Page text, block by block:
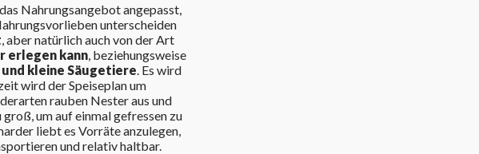
Nahrungsangebot angepasst,
unterscheiden
, aber natürlich auch von der Art
erlegen kann, beziehungsweise
kleine Säugetiere. Es wird
wird der Speiseplan um
rauben Nester aus und
um auf einmal gefressen zu
liebt es Vorräte anzulegen,
und relativ haltbar.